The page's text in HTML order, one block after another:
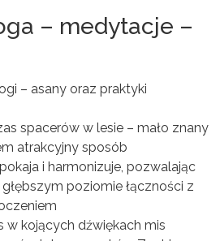
– medytacje –
– asany oraz praktyki
spacerów w lesie – mało znany
atrakcyjny sposób
i harmonizuje, pozwalając
poziomie łączności z
w kojących dźwiękach mis